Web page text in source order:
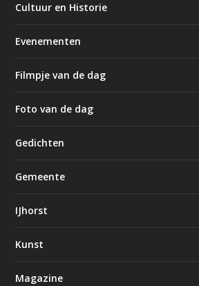
Cultuur en Historie
Evenementen
Filmpje van de dag
Foto van de dag
Gedichten
Gemeente
IJhorst
Kunst
Magazine